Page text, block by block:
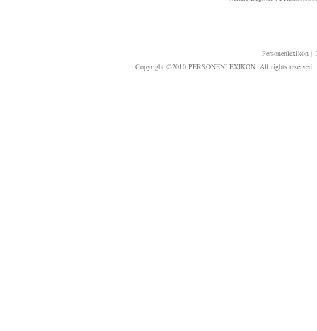
Personenlexikon|
Copyright ©2010 PERSONENLEXIKON. All rights